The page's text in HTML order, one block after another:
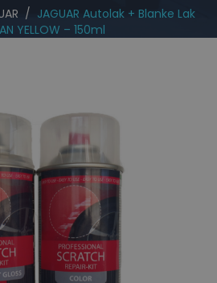
/ JAGUAR Autolak + Blanke Lak
YELLOW – 150ml